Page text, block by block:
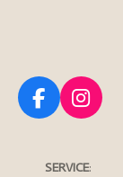
F
a
e
I
n
t
SERVICE: